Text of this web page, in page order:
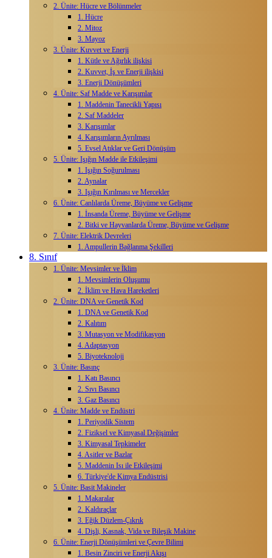
2. Ünite: Hücre ve Bölünmeler
1. Hücre
2. Mitoz
3. Mayoz
3. Ünite: Kuvvet ve Enerji
1. Kütle ve Ağırlık ilişkisi
2. Kuvvet, İş ve Enerji ilişkisi
3. Enerji Dönüşümleri
4. Ünite: Saf Madde ve Karışımlar
1. Maddenin Tanecikli Yapısı
2. Saf Maddeler
3. Karışımlar
4. Karışımların Ayrılması
5. Evsel Atıklar ve Geri Dönüşüm
5. Ünite: Işığın Madde ile Etkileşimi
1. Işığın Soğurulması
2. Aynalar
3. Işığın Kırılması ve Mercekler
6. Ünite: Canlılarda Üreme, Büyüme ve Gelişme
1. İnsanda Üreme, Büyüme ve Gelişme
2. Bitki ve Hayvanlarda Üreme, Büyüme ve Gelişme
7. Ünite: Elektrik Devreleri
1. Ampullerin Bağlanma Şekilleri
8. Sınıf
1. Ünite: Mevsimler ve İklim
1. Mevsimlerin Oluşumu
2. İklim ve Hava Hareketleri
2. Ünite: DNA ve Genetik Kod
1. DNA ve Genetik Kod
2. Kalıtım
3. Mutasyon ve Modifikasyon
4. Adaptasyon
5. Biyoteknoloji
3. Ünite: Basınç
1. Katı Basıncı
2. Sıvı Basıncı
3. Gaz Basıncı
4. Ünite: Madde ve Endüstri
1. Periyodik Sistem
2. Fiziksel ve Kimyasal Değişimler
3. Kimyasal Tepkimeler
4. Asitler ve Bazlar
5. Maddenin Isı ile Etkileşimi
6. Türkiye'de Kimya Endüstrisi
5. Ünite: Basit Makineler
1. Makaralar
2. Kaldıraçlar
3. Eğik Düzlem-Çıkrık
4. Dişli, Kasnak, Vida ve Bileşik Makine
6. Ünite: Enerji Dönüşümleri ve Çevre Bilimi
1. Besin Zinciri ve Enerji Akışı